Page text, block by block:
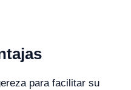
para facilitar su